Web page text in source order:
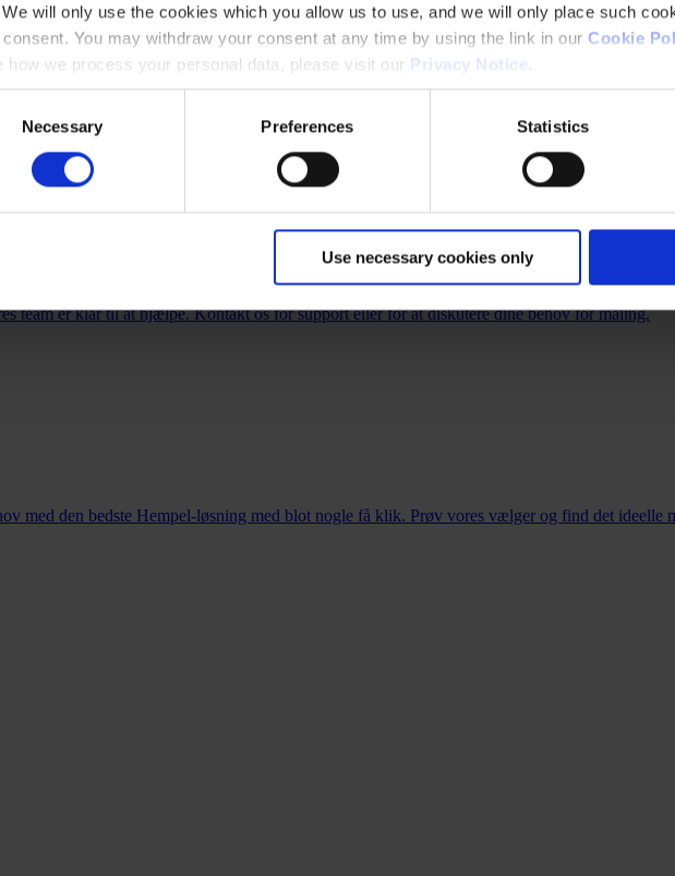
We will only use the cookies which you allow us to use, and we will only place such
You may withdraw your consent at any time by using the link in our Cookie
how we process your personal data, please visit our Privacy Notice
Necessary Preferences Statistics
Use necessary cookies only
team er klar til at hjælpe. Kontakt os for support eller for at diskutere dine behov for maling.
med den bedste Hempel-løsning med blot nogle få klik. Prøv vores vælger og find det ideelle